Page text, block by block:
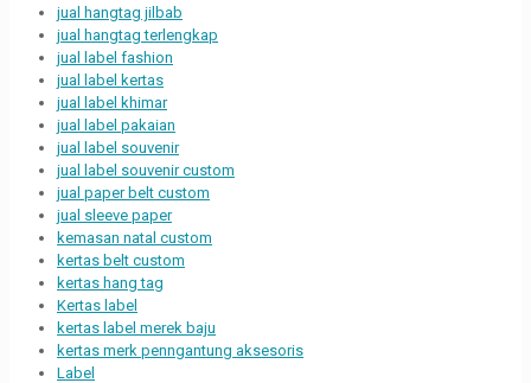
jual hangtag jilbab
jual hangtag terlengkap
jual label fashion
jual label kertas
jual label khimar
jual label pakaian
jual label souvenir
jual label souvenir custom
jual paper belt custom
jual sleeve paper
kemasan natal custom
kertas belt custom
kertas hang tag
Kertas label
kertas label merek baju
kertas merk penngantung aksesoris
Label